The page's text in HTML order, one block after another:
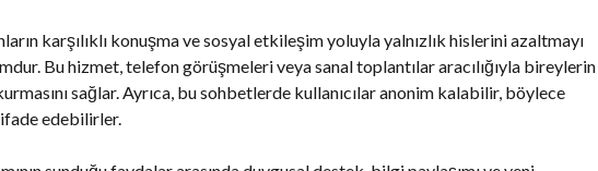
karşılıklı konuşma ve sosyal etkileşim yoluyla yalnızlık hislerini azaltmayı
Bu hizmet, telefon görüşmeleri veya sanal toplantılar aracılığıyla bireylerin
sağlar. Ayrıca, bu sohbetlerde kullanıcılar anonim kalabilir, böylece
edebilirler.